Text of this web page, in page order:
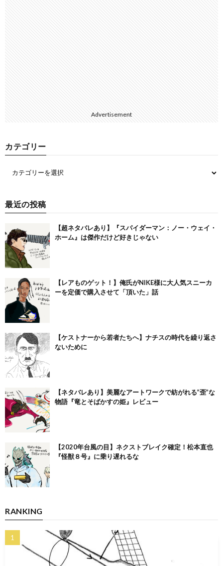
Advertisement
カテゴリー
最近の投稿
【超ネタバレあり】『スパイダーマン：ノー・ウェイ・
ホーム』は傑作だけど好きじゃない
【レアものゲット！】俺氏がNIKE様に大人気スニーカ
ーを定価で購入させて「頂いた」話
【ケストナーから若者たちへ】ナチスの時代を繰り返さ
ないために
【ネタバレあり】美麗なアートワークで紡がれる”歪”な
物語『竜とそばかすの姫』レビュー
【2020年台風の目】ネクストブレイク確定！松本直也
『怪獣８号』に乗り遅れるな
RANKING